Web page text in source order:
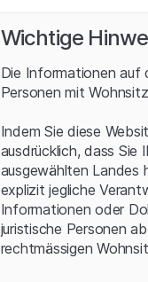
Benchmark
Monaten um etwas
befinden sich
einschliesslich der
spielen
zeigen sich die
des Kursverlaufs
absolute Index-
Anteil von 6% die
Softwarekonzern
Fernost mit dabei,
Wichtige
Die Informationen auf
Personen mit
Indem Sie diese
ausdrücklich, dass Sie
ausgewählten Landes
explizit jegliche
Informationen oder
juristische Personen
rechtmässigen